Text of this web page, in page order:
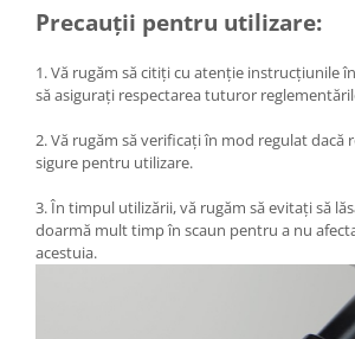
Precauții pentru utilizare:
1. Vă rugăm să citiți cu atenție instrucțiunile
să asigurați respectarea tuturor
2. Vă rugăm să verificați în mod regulat dacă
sigure pentru utilizare.
3. În timpul utilizării, vă rugăm să evitați să
doarmă mult timp în scaun pentru a nu
acestuia.